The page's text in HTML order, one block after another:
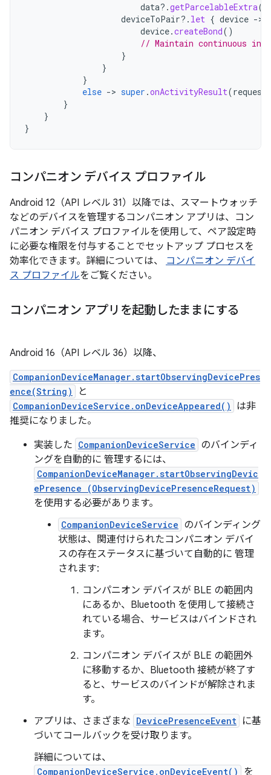
data?.getParcelableExtra(
deviceToPair?. let { device -
device.createBond()
// Maintain continuous
}
}
}
else -> super .onActivityResult(
}
}
}
コンパニオン デバイス プロファイル
Android 12（API レベル 31）以降では、スマートウォッチ
などのデバイスを管理するコンパニオン アプリは、コン
パニオン デバイス プロファイルを使用して、ペア設定時
に必要な権限を付与することでセットアップ プロセスを
効率化できます。詳細については、 コンパニオン デバイ
ス プロファイルをご覧ください。
コンパニオン アプリを起動したままにする
Android 16（API レベル 36）以降、
CompanionDeviceManager.startObservingDevicePres
ence(String)
と
CompanionDeviceService.onDeviceAppeared()
は非
推奨になりました。
実装した CompanionDeviceService のバインディ
ングを自動的に 管理するには、
CompanionDeviceManager.startObservingDevic
ePresence (ObservingDevicePresenceRequest)
を使用する必要があります。
CompanionDeviceService のバインディング
状態は、関連付けられたコンパニオン デバイ
スの存在ステータスに基づいて自動的に 管理
されます:
コンパニオン デバイスが BLE の範囲内
にあるか、Bluetooth を使用して接続さ
れている場合、サービスはバインドされ
ます。
コンパニオン デバイスが BLE の範囲外
に移動するか、Bluetooth 接続が終了す
ると、サービスのバインドが解除されま
す。
アプリは、さまざまな DevicePresenceEvent に基
づいてコールバックを受け取ります。
詳細については、
CompanionDeviceService.onDeviceEvent()
を